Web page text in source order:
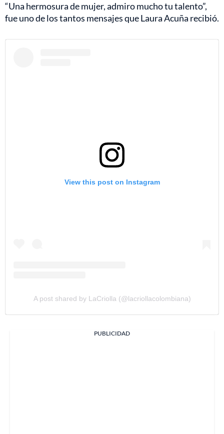
“Una hermosura de mujer, admiro mucho tu talento”,
fue uno de los tantos mensajes que Laura Acuña recibió.
View this post on Instagram
A post shared by LaCriolla (@lacriollacolombiana)
PUBLICIDAD